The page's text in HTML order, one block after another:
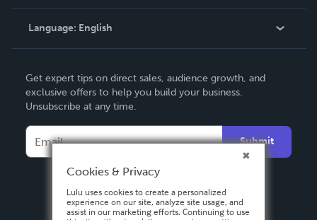
Knowledge Base
Contact Support
Language: English
Deutsch
Français
Español
Get expert tips on direct sales, audience growth, and
exclusive offers to help you build your business.
Unsubscribe at any time.
Submit
Cookies & Privacy
Lulu uses cookies to create a personalized
experience on our site, analyze site usage, and
assist in our marketing efforts. Continuing to use